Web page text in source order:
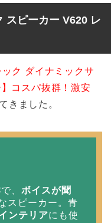
スピーカー V620 レ
ック ダイナミックサ
コスパ抜群！激安
きました。
で、 ボイスが聞
スピーカー。青
ンテリアにも使